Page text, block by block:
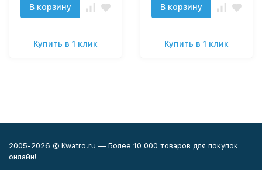
В корзину
Купить в 1 клик
В корзину
Купить в 1 клик
2005-2026 © Kwatro.ru — Более 10 000 товаров для покупок
онлайн!